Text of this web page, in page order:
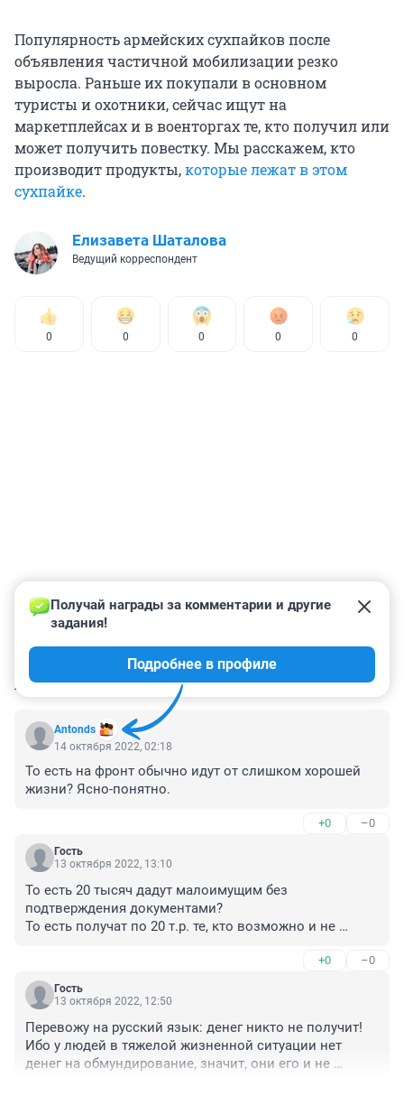
Популярность армейских сухпайков после
объявления частичной мобилизации резко
выросла. Раньше их покупали в основном
туристы и охотники, сейчас ищут на
маркетплейсах и в военторгах те, кто получил или
может получить повестку. Мы расскажем, кто
производит продукты,которые лежат в этом
сухпайке.
Елизавета Шаталова
Ведущий корреспондент
0 0 0 0 0
КОММЕНТАРИИ 36
Antonds
Получай награды за комментарии и другие
задания!
Подробнее в профиле
14 октября 2022, 02:18
То есть на фронт обычно идут от слишком хорошей
жизни? Ясно-понятно.
+0 –0
Гость
13 октября 2022, 13:10
То есть 20 тысяч дадут малоимущим без
подтверждения документами?
То есть получат по 20 т.р. те, кто возможно и не
+0 –0
Гость
13 октября 2022, 12:50
Перевожу на русский язык: денег никто не получит!
Ибо у людей в тяжелой жизненной ситуации нет
денег на обмундирование, значит, они его и не